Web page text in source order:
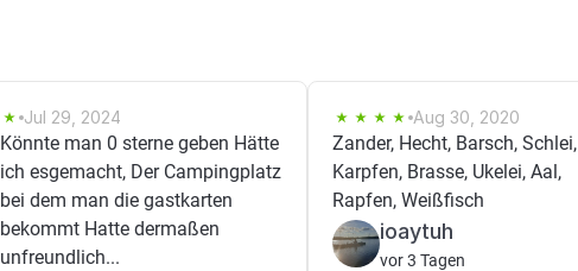
Jul 29, 2024
Könnte man 0 sterne geben Hätte
ich esgemacht, Der Campingplatz
bei dem man die gastkarten
bekommt Hatte dermaßen
unfreundlich...
Aug 30, 2020
Zander, Hecht, Barsch, Schlei,
Karpfen, Brasse, Ukelei, Aal,
Rapfen, Weißfisch
ioaytuh
vor 3 Tagen